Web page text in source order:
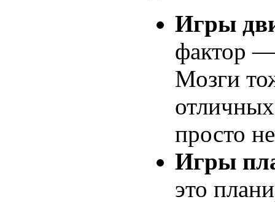
Игры
фактор —
Мозги
просто
Игры
это